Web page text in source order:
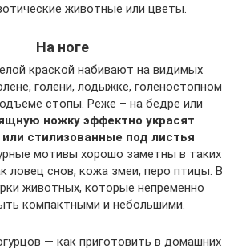
животные или цветы.
На ноге
краской набивают на видимых
голени, лодыжке, голеностопном
стопы. Реже – на бедре или
ножку эффектно украсят
стилизованные под листья
мотивы хорошо заметны в таких
ловец снов, кожа змеи, перо птицы. В
животных, которые непременно
компактными и небольшими.
— как приготовить в домашних